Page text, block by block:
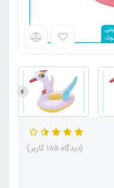
(دیدگاه 185 کاربر)